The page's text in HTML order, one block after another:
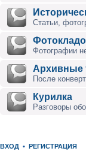
Статьи,
Фотографии
Архивные
После
Курилка
Разговоры
ВХОД • РЕГИСТРАЦИЯ